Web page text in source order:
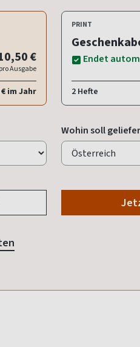
€
pro Ausgabe
€ im Jahr
PRINT
Endet
2 Hefte
Wohin soll